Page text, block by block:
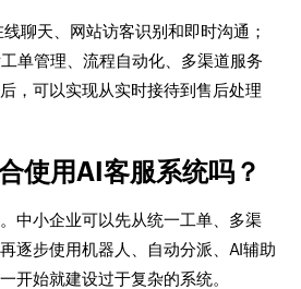
聊天、网站访客识别和即时沟通；
单管理、流程自动化、多渠道服务
，可以实现从实时接待到售后处理
使用AI客服系统吗？
中小企业可以先从统一工单、多渠
逐步使用机器人、自动分派、AI辅助
开始就建设过于复杂的系统。